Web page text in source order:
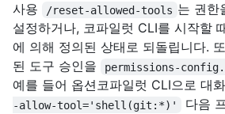
사용
/reset-allowed-tools 는 권한
설정하거나, 코파일럿 CLI를 시작할
에 의해 정의된 상태로 되돌립니다.
된 도구 승인을
permissions-
예를 들어 옵션코파일럿 CLI으로 대
-allow-tool='shell(git:*)'
다음